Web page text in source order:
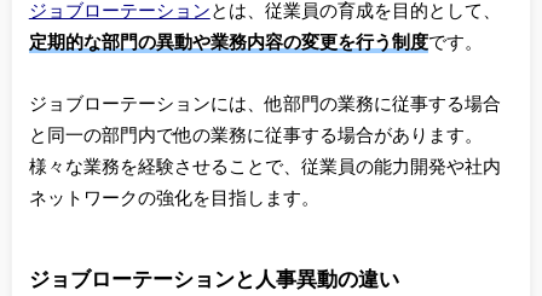
ジョブローテーションとは、従業員の育成を目的として、
定期的な部門の異動や業務内容の変更を行う制度です。
ジョブローテーションには、他部門の業務に従事する場合
と同一の部門内で他の業務に従事する場合があります。
様々な業務を経験させることで、従業員の能力開発や社内
ネットワークの強化を目指します。
ジョブローテーションと人事異動の違い